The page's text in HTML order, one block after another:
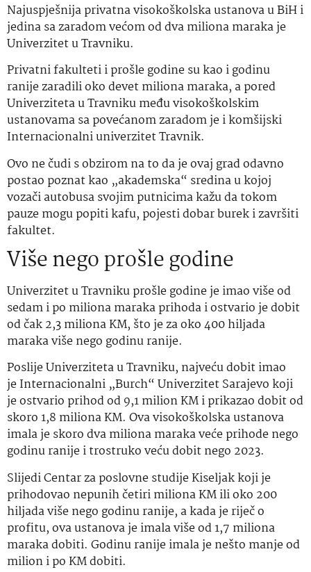
Najuspješnija privatna visokoškolska ustanova u BiH i
jedina sa zaradom većom od dva miliona maraka je
Univerzitet u Travniku.
Privatni fakulteti i prošle godine su kao i godinu
ranije zaradili oko devet miliona maraka, a pored
Univerziteta u Travniku među visokoškolskim
ustanovama sa povećanom zaradom je i komšijski
Internacionalni univerzitet Travnik.
Ovo ne čudi s obzirom na to da je ovaj grad odavno
postao poznat kao „akademska“ sredina u kojoj
vozači autobusa svojim putnicima kažu da tokom
pauze mogu popiti kafu, pojesti dobar burek i završiti
fakultet.
Više nego prošle godine
Univerzitet u Travniku prošle godine je imao više od
sedam i po miliona maraka prihoda i ostvario je dobit
od čak 2,3 miliona KM, što je za oko 400 hiljada
maraka više nego godinu ranije.
Poslije Univerziteta u Travniku, najveću dobit imao
je Internacionalni „Burch“ Univerzitet Sarajevo koji
je ostvario prihod od 9,1 milion KM i prikazao dobit od
skoro 1,8 miliona KM. Ova visokoškolska ustanova
imala je skoro dva miliona maraka veće prihode nego
godinu ranije i trostruko veću dobit nego 2023.
Slijedi Centar za poslovne studije Kiseljak koji je
prihodovao nepunih četiri miliona KM ili oko 200
hiljada više nego godinu ranije, a kada je riječ o
profitu, ova ustanova je imala više od 1,7 miliona
maraka dobiti. Godinu ranije imala je nešto manje od
milion i po KM dobiti.